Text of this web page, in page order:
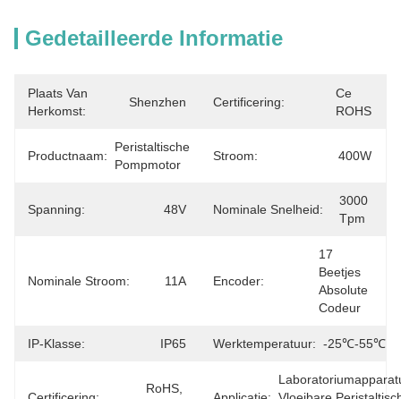
Gedetailleerde Informatie
Plaats Van
Herkomst:
Shenzhen Certificering:
Ce
ROHS
Productnaam:
Peristaltische
Pompmotor
Stroom: 400W
Spanning: 48V Nominale Snelheid:
3000
Tpm
Nominale Stroom: 11A Encoder:
17
Beetjes
Absolute
Codeur
IP-Klasse: IP65 Werktemperatuur: -25℃-55℃
RoHS,